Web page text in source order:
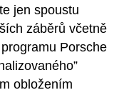
jen spoustu
záběrů včetně
Porsche
obložením